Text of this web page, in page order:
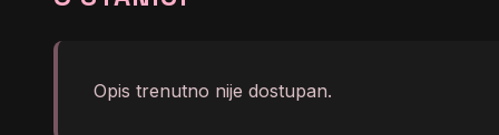
Opis trenutno nije dostupan.